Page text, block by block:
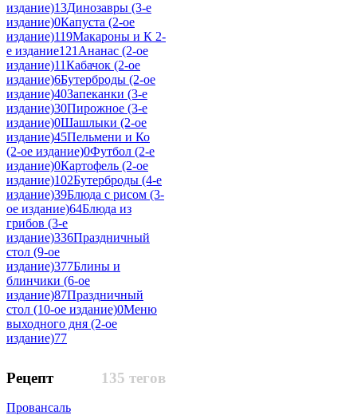
издание)13Динозавры (3-е
издание)0Капуста (2-ое
издание)119Макароны и К 2-
е издание121Ананас (2-ое
издание)11Кабачок (2-ое
издание)6Бутерброды (2-ое
издание)40Запеканки (3-е
издание)30Пирожное (3-е
издание)0Шашлыки (2-ое
издание)45Пельмени и Ко
(2-ое издание)0Футбол (2-е
издание)0Картофель (2-ое
издание)102Бутерброды (4-е
издание)39Блюда с рисом (3-
ое издание)64Блюда из
грибов (3-е
издание)336Праздничный
стол (9-ое
издание)377Блины и
блинчики (6-ое
издание)87Праздничный
стол (10-ое издание)0Меню
выходного дня (2-ое
издание)77
135 тегов
Рецепт
Провансаль